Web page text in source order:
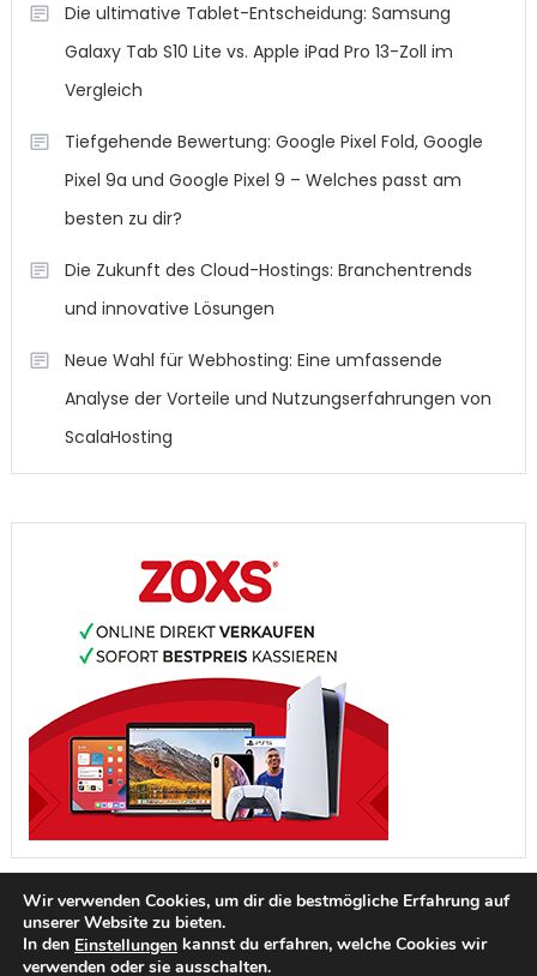
Die ultimative Tablet-Entscheidung: Samsung
Galaxy Tab S10 Lite vs. Apple iPad Pro 13-Zoll im
Vergleich
Tiefgehende Bewertung: Google Pixel Fold, Google
Pixel 9a und Google Pixel 9 – Welches passt am
besten zu dir?
Die Zukunft des Cloud-Hostings: Branchentrends
und innovative Lösungen
Neue Wahl für Webhosting: Eine umfassende
Analyse der Vorteile und Nutzungserfahrungen von
ScalaHosting
IMPRESSUM
Wir verwenden Cookies, um dir die bestmögliche Erfahrung auf
unserer Website zu bieten.
In den Einstellungen kannst du erfahren, welche Cookies wir
verwenden oder sie ausschalten.